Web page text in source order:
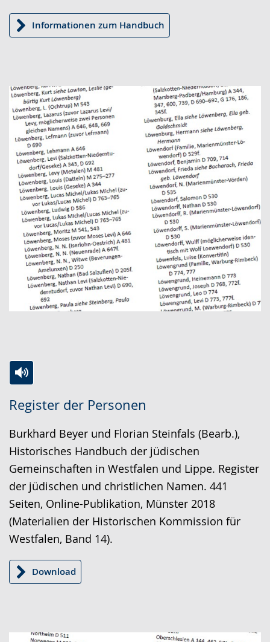
Informationen zum Handbuch
Register der Personen
Leichten
Sprache
wechseln.
Audio-
Unterstützung.
Video
in
Deutscher
Gebärdensprache
wird
angezeigt.
Burkhard Beyer und Florian Steinfals (Bearb.),
Historisches Handbuch der jüdischen
Gemeinschaften in Westfalen und Lippe. Register
der jüdischen und christlichen Namen. 441
Seiten, Online-Publikation, Münster 2018
(Materialien der Historischen Kommission für
Westfalen, Band 14).
Download